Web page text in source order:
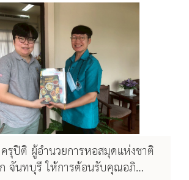
รุปิติ ผู้อำนวยการหอสมุดแห่งชาติ
จันทบุรี ให้การต้อนรับคุณอภิ